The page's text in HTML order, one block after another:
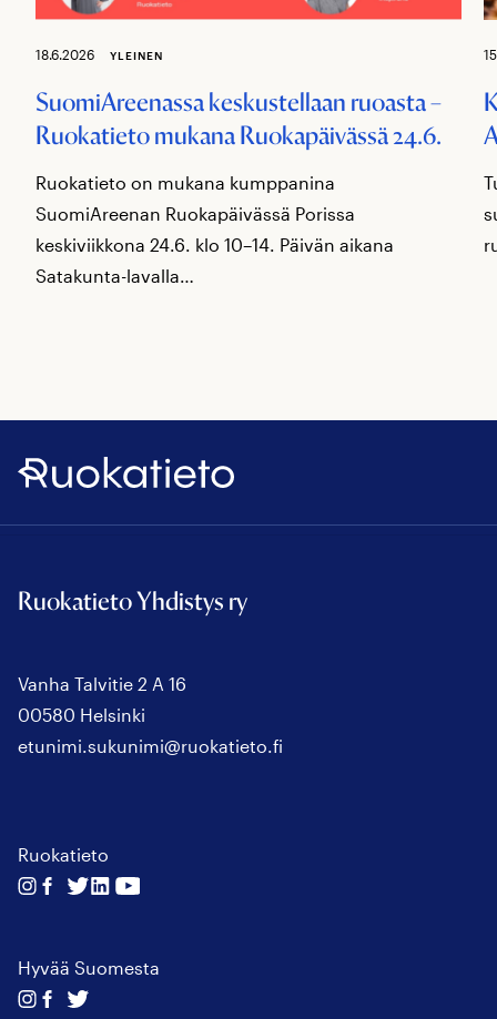
18.6.2026 YLEINEN
SuomiAreenassa keskustellaan ruoasta –
Ruokatieto mukana Ruokapäivässä 24.6.
Ruokatieto on mukana kumppanina
SuomiAreenan Ruokapäivässä Porissa
keskiviikkona 24.6. klo 10–14. Päivän aikana
Satakunta-lavalla…
Ruokatieto
Ruokatieto Yhdistys ry
Vanha Talvitie 2 A 16
00580 Helsinki
etunimi.sukunimi@ruokatieto.fi
Ruokatieto
Seuraa
Seuraa
Seuraa
SeuraaSeuraa
Hyvää Suomesta
Seuraa
SeuraaSeuraa